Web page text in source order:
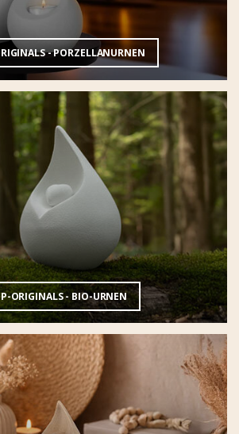
- PORZELLANURNEN
ORIGINALS - BIO-URNEN